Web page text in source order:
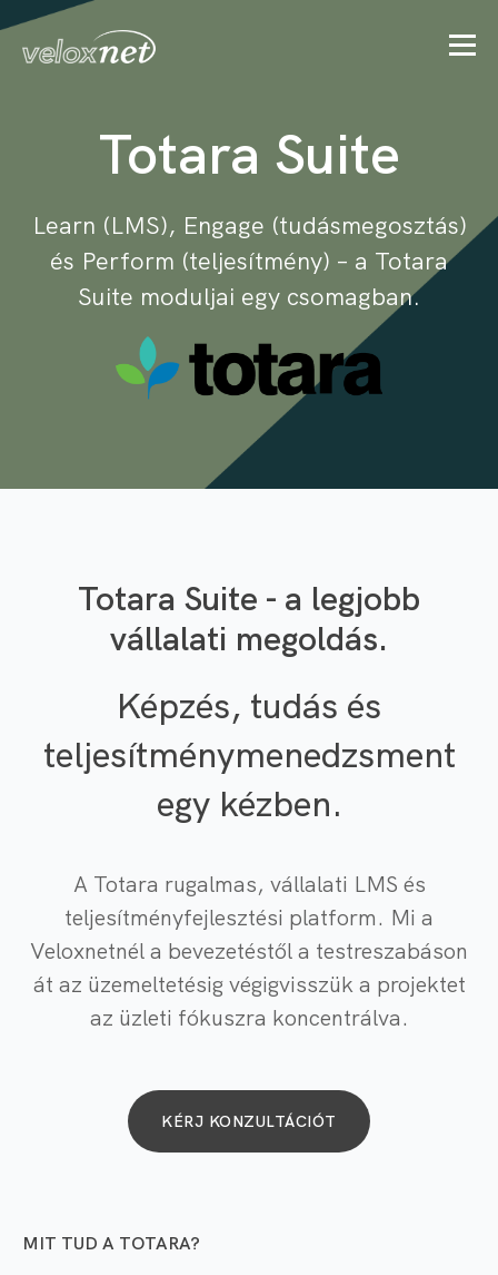
Totara Suite
Learn (LMS), Engage (tudásmegosztás)
és Perform (teljesítmény) – a Totara
Suite moduljai egy csomagban.
Totara Suite - a legjobb
vállalati megoldás.
Képzés, tudás és
teljesítménymenedzsment
egy kézben.
A Totara rugalmas, vállalati LMS és
teljesítményfejlesztési platform. Mi a
Veloxnetnél a bevezetéstől a testreszabáson
át az üzemeltetésig végigvisszük a projektet
az üzleti fókuszra koncentrálva.
KÉRJ KONZULTÁCIÓT
MIT TUD A TOTARA?